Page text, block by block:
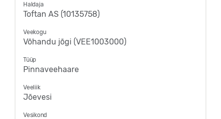
Haldaja
Toftan AS (10135758)
Veekogu
Võhandu jõgi (VEE1003000)
Tüüp
Pinnaveehaare
Veeliik
Jõevesi
Vesikond